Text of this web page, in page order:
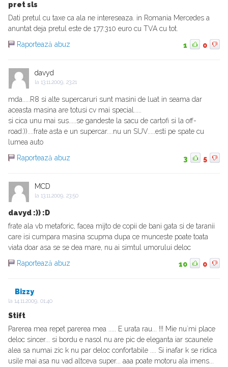
pret sls
Dati pretul cu taxe ca ala ne intereseaza. in Romania Mercedes a
anuntat deja pretul este de 177.310 euro cu TVA cu tot.
Raportează abuz
1 0
davyd
la 13.11.2009, 23:21
mda.....R8 si alte supercaruri sunt masini de luat in seama dar
aceasta masina are totusi cv mai special.....
si cica unu mai sus.....se gandeste la sacu de cartofi si la off-
road:))....frate asta e un supercar....nu un SUV.....esti pe spate cu
lumea auto
Raportează abuz
3 5
MCD
la 13.11.2009, 23:50
davyd :)) :D
frate ala vb metaforic, facea mijto de copii de bani gata si de taranii
care isi cumpara masina scupma dupa ce munceste poate toata
viata doar asa se se dea mare, nu ai simtul umorului deloc
Raportează abuz
10 0
Bizzy
la 14.11.2009, 01:40
Stift
Parerea mea repet parerea mea ..... E urata rau... !!! Mie nu`mi place
deloc sincer... si bordu e nasol nu are pic de eleganta iar scaunele
alea sa numai zic k nu par deloc confortabile .... Si inafar k se ridica
usile mai asa nu vad altceva super... aaa poate motoru ala imens...